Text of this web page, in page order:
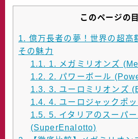
このページの
1. 億万長者の夢！世界の超高
その魅力
1.1. 1. メガミリオンズ
1.2. 2. パワーボール
1.3. 3. ユーロミリオンズ
1.4. 4. ユーロジャックポ
1.5. 5. イタリアのスーパ
(SuperEnalotto)